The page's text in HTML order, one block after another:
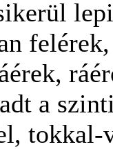
a
tokkal-